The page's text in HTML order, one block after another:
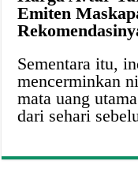
Emiten
Sementara itu,
mencerminkan
mata uang
dari sehari